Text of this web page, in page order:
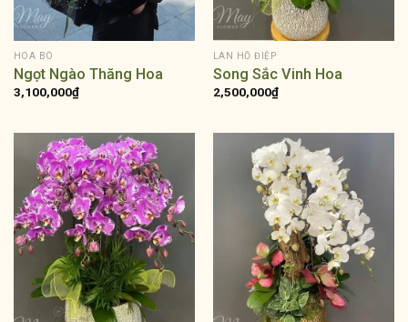
HOA BÓ
Ngọt Ngào Thăng Hoa
3,100,000₫
LAN HỒ ĐIỆP
Song Sắc Vinh Hoa
2,500,000₫